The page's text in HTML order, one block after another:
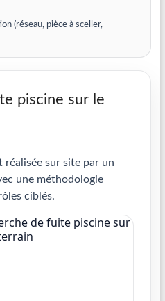
(réseau, pièce à sceller,
piscine sur le
sur site par un
une méthodologie
ciblés.